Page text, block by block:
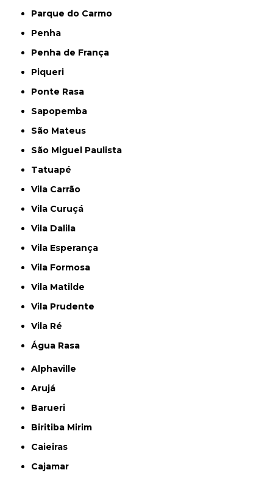
Parque do Carmo
Penha
Penha de França
Piqueri
Ponte Rasa
Sapopemba
São Mateus
São Miguel Paulista
Tatuapé
Vila Carrão
Vila Curuçá
Vila Dalila
Vila Esperança
Vila Formosa
Vila Matilde
Vila Prudente
Vila Ré
Água Rasa
Alphaville
Arujá
Barueri
Biritiba Mirim
Caieiras
Cajamar